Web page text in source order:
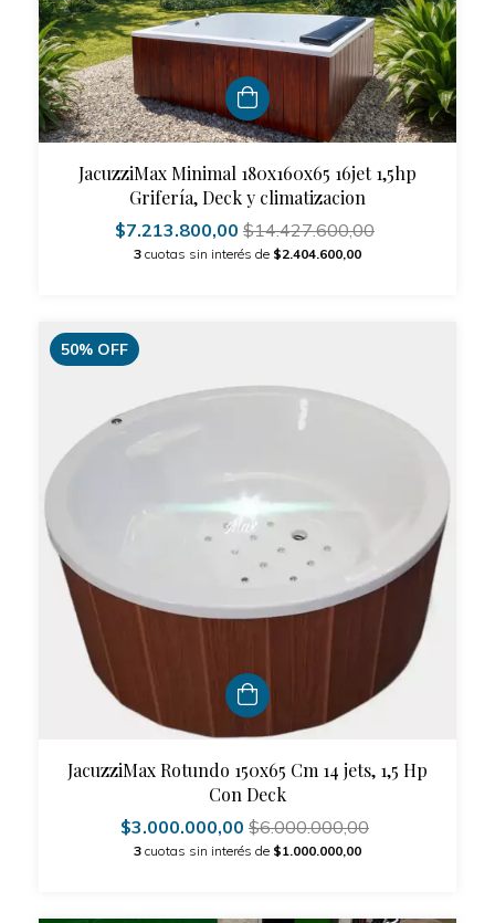
JacuzziMax Minimal 180x160x65 16jet 1,5hp
Grifería, Deck y climatizacion
$7.213.800,00 $14.427.600,00
3 cuotas sin interés de $2.404.600,00
50% OFF
JacuzziMax Rotundo 150x65 Cm 14 jets, 1,5 Hp
Con Deck
$3.000.000,00 $6.000.000,00
3 cuotas sin interés de $1.000.000,00